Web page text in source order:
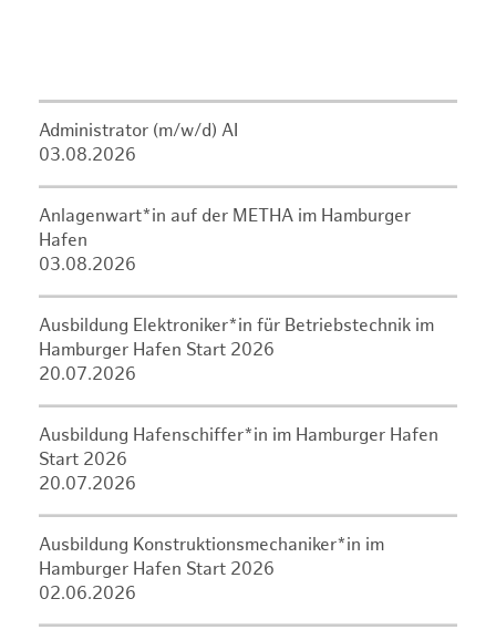
Administrator (m/w/d) AI
03.08.2026
Anlagenwart*in auf der METHA im Hamburger
Hafen
03.08.2026
Ausbildung Elektroniker*in für Betriebstechnik im
Hamburger Hafen Start 2026
20.07.2026
Ausbildung Hafenschiffer*in im Hamburger Hafen
Start 2026
20.07.2026
Ausbildung Konstruktionsmechaniker*in im
Hamburger Hafen Start 2026
02.06.2026